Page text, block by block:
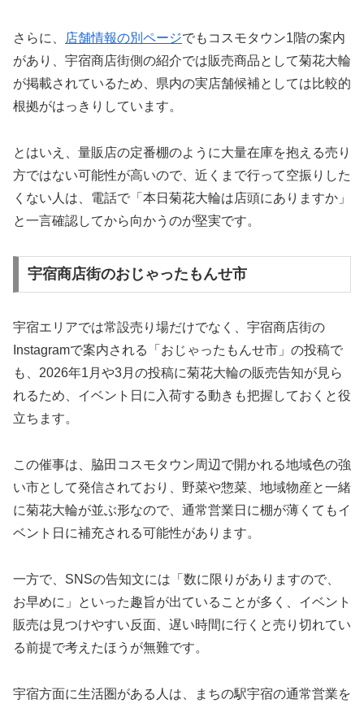
さらに、 店舗情報の別ページでもコスモタウン1階の案内
があり、宇宿商店街側の紹介では販売商品として菊花大輪
が掲載されているため、県内の実店舗候補としては比較的
根拠がはっきりしています。
とはいえ、量販店の定番棚のように大量在庫を抱える売り
方ではない可能性が高いので、近くまで行って空振りした
くない人は、電話で「本日菊花大輪は店頭にありますか」
と一言確認してから向かうのが堅実です。
宇宿商店街のおじゃったもんせ市
宇宿エリアでは常設売り場だけでなく、宇宿商店街の
Instagramで案内される「おじゃったもんせ市」の投稿で
も、2026年1月や3月の投稿に菊花大輪の販売告知が見ら
れるため、イベント日に入荷する動きも把握しておくと役
立ちます。
この催事は、脇田コスモタウン周辺で開かれる地域色の強
い市として発信されており、野菜や惣菜、地域物産と一緒
に菊花大輪が並ぶ形なので、通常営業日に棚が薄くてもイ
ベント日に補充される可能性があります。
一方で、SNSの告知文には「数に限りがありますので、
お早めに」といった趣旨が出ていることが多く、イベント
販売は見つけやすい反面、遅い時間に行くと売り切れてい
る前提で考えたほうが無難です。
宇宿方面に生活圏がある人は、まちの駅宇宿の通常営業を